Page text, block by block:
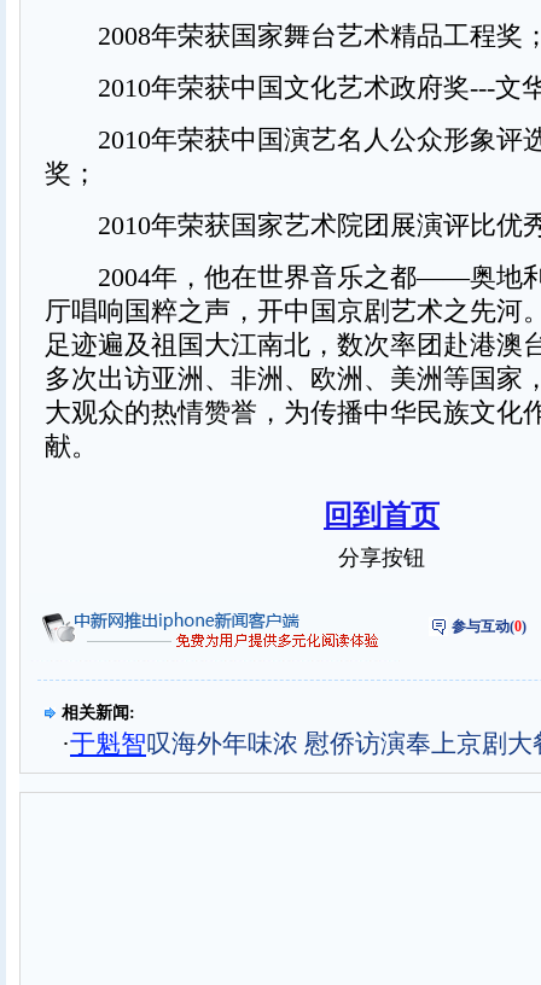
2008年荣获国家舞台艺术精品工程奖
2010年荣获中国文化艺术政府奖---文
2010年荣获中国演艺名人公众形象评
奖；
2010年荣获国家艺术院团展演评比优
2004年，他在世界音乐之都——奥地
厅唱响国粹之声，开中国京剧艺术之先河
足迹遍及祖国大江南北，数次率团赴港澳
多次出访亚洲、非洲、欧洲、美洲等国家
大观众的热情赞誉，为传播中华民族文化
献。
回到首页
分享按钮
参与互动(0)
相关新闻:
·于魁智叹海外年味浓 慰侨访演奉上京剧大